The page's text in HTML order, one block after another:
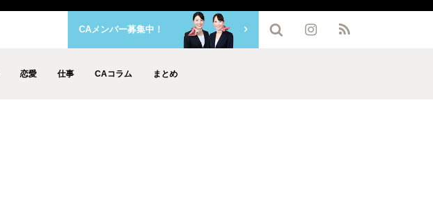
恋愛 仕事 CAコラム まとめ
CAメンバー募集中！